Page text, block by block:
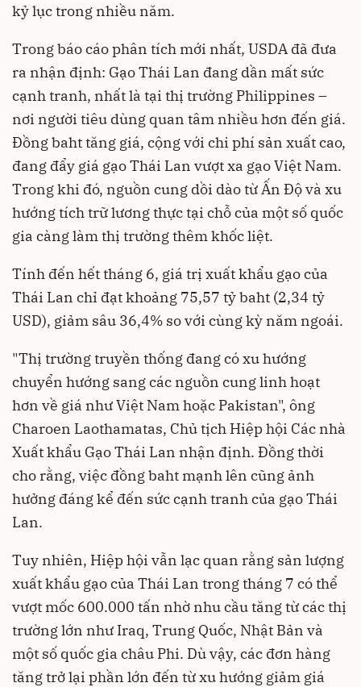
kỷ lục trong nhiều năm.
Trong báo cáo phân tích mới nhất, USDA đã đưa
ra nhận định: Gạo Thái Lan đang dần mất sức
cạnh tranh, nhất là tại thị trường Philippines –
nơi người tiêu dùng quan tâm nhiều hơn đến giá.
Đồng baht tăng giá, cộng với chi phí sản xuất cao,
đang đẩy giá gạo Thái Lan vượt xa gạo Việt Nam.
Trong khi đó, nguồn cung dồi dào từ Ấn Độ và xu
hướng tích trữ lương thực tại chỗ của một số quốc
gia càng làm thị trường thêm khốc liệt.
Tính đến hết tháng 6, giá trị xuất khẩu gạo của
Thái Lan chỉ đạt khoảng 75,57 tỷ baht (2,34 tỷ
USD), giảm sâu 36,4% so với cùng kỳ năm ngoái.
"Thị trường truyền thống đang có xu hướng
chuyển hướng sang các nguồn cung linh hoạt
hơn về giá như Việt Nam hoặc Pakistan", ông
Charoen Laothamatas, Chủ tịch Hiệp hội Các nhà
Xuất khẩu Gạo Thái Lan nhận định. Đồng thời
cho rằng, việc đồng baht mạnh lên cũng ảnh
hưởng đáng kể đến sức cạnh tranh của gạo Thái
Lan.
Tuy nhiên, Hiệp hội vẫn lạc quan rằng sản lượng
xuất khẩu gạo của Thái Lan trong tháng 7 có thể
vượt mốc 600.000 tấn nhờ nhu cầu tăng từ các thị
trường lớn như Iraq, Trung Quốc, Nhật Bản và
một số quốc gia châu Phi. Dù vậy, các đơn hàng
tăng trở lại phần lớn đến từ xu hướng giảm giá